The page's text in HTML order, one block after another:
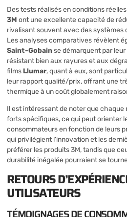
Des tests réalisés en conditions
3M ont une excellente capacité de
rivalisant souvent avec des systèmes
Les analyses comparatives révèlent
Saint-Gobainse démarquent par
résistant bien aux rayures et aux
films Llumar, quant à eux, sont
leur rapport qualité/prix, offrant une
thermique à un coût globalement
Il est intéressant de noter que chaque
forts spécifiques, ce qui peut orienter
consommateurs en fonction de leurs
qui privilégient l’innovation et les
préférer les produits 3M, tandis que
durabilité inégalée pourraient se
RETOURS
UTILISATEURS